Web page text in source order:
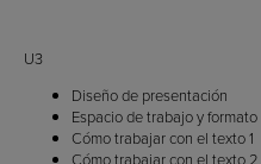
U3
Diseño de presentación
Espacio de trabajo y formato
Cómo trabajar con el texto 1
Cómo trabajar con el texto 2